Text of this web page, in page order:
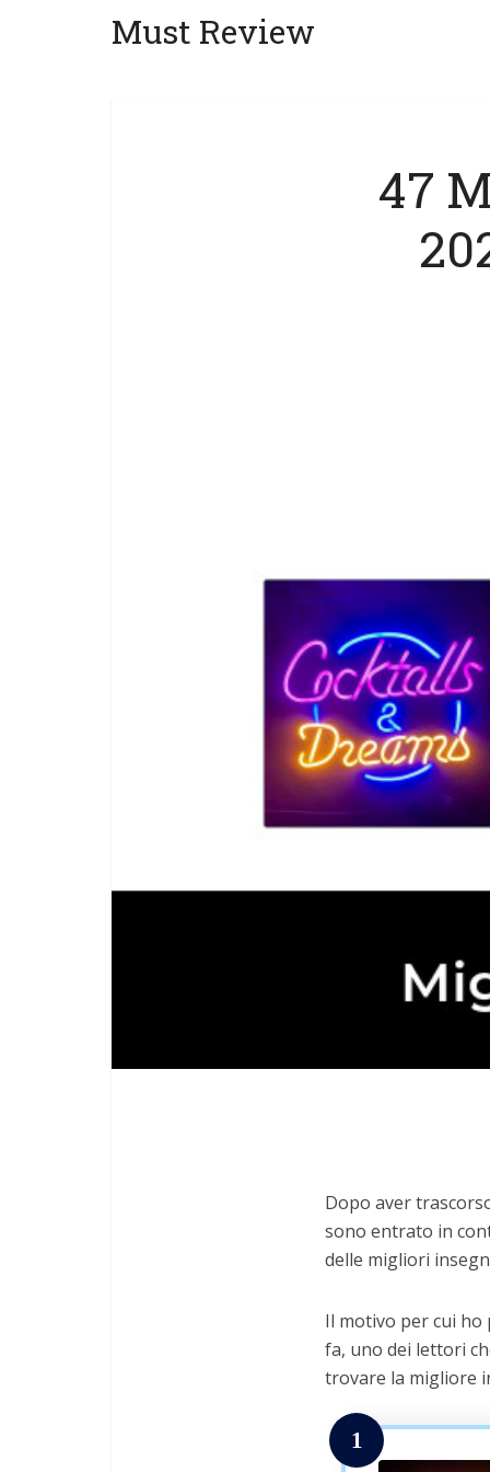
Must Review
47
Dopo aver
sono entrato in
delle migliori
Il motivo per cui
fa, uno dei lettori
trovare la migliore
1